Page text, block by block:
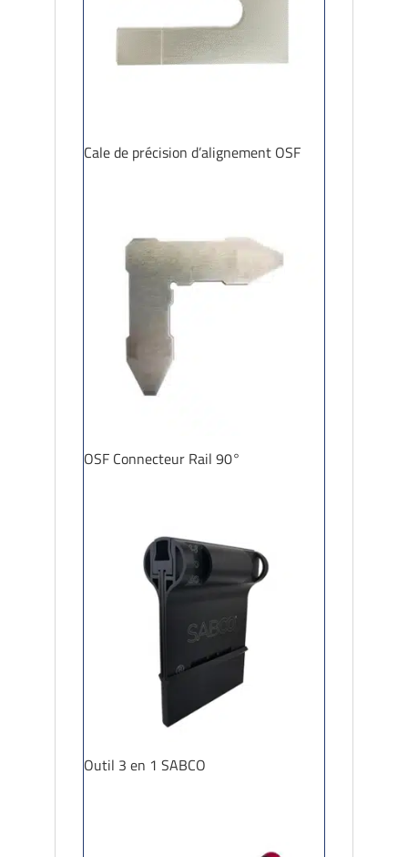
Cale de précision d’alignement OSF
OSF Connecteur Rail 90°
Outil 3 en 1 SABCO